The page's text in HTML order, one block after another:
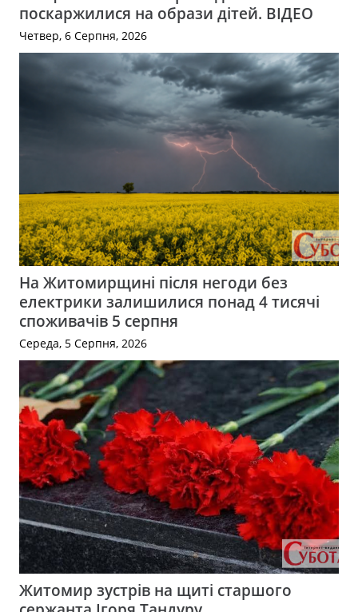
поскаржилися на образи дітей. ВІДЕО
Четвер, 6 Серпня, 2026
На Житомирщині після негоди без
електрики залишилися понад 4 тисячі
споживачів 5 серпня
Середа, 5 Серпня, 2026
Житомир зустрів на щиті старшого